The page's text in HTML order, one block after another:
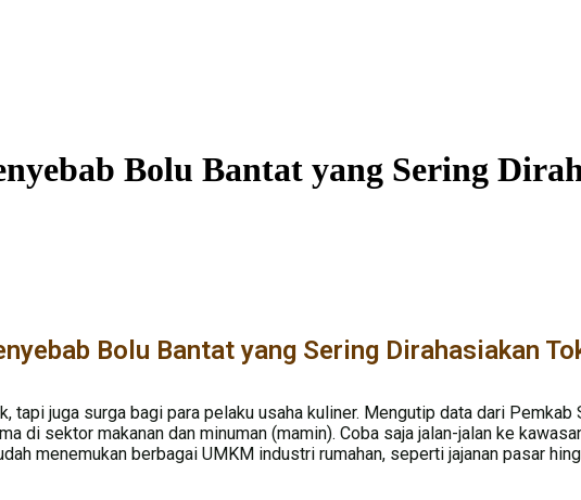
Bolu Bantat yang Sering
Bolu Bantat yang Sering Dirahasiakan
tapi juga surga bagi para pelaku usaha kuliner. Mengutip data dari
di sektor makanan dan minuman (mamin). Coba saja jalan-jalan ke
menemukan berbagai UMKM industri rumahan, seperti jajanan pasar